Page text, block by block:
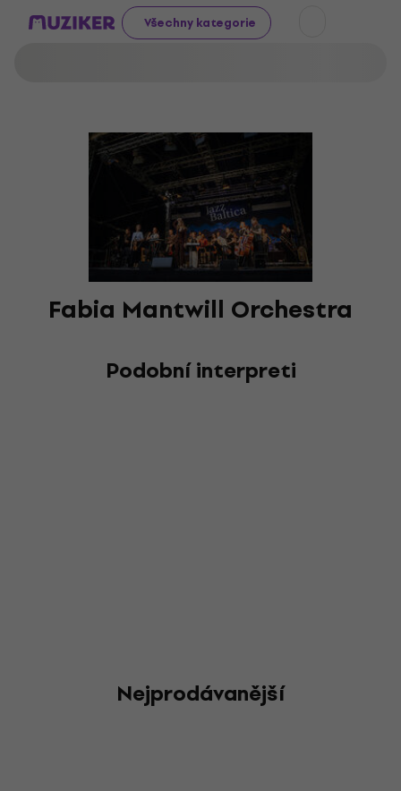
Všechny kategorie
Fabia Mantwill Orchestra
Podobní interpreti
Nejprodávanější